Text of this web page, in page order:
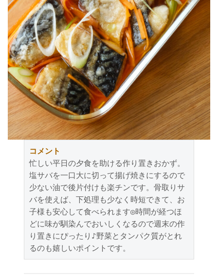
コメント
忙しい平日の夕食を助ける作り置きおかず。
塩サバを一口大に切って揚げ焼きにするので
少ない油で後片付けも楽チンです。骨取りサ
バを使えば、下処理も少なく時短できて、お
子様も安心して食べられます◎時間が経つほ
どに味が馴染んでおいしくなるので週末の作
り置きにぴったり♪野菜とタンパク質がとれ
るのも嬉しいポイントです。